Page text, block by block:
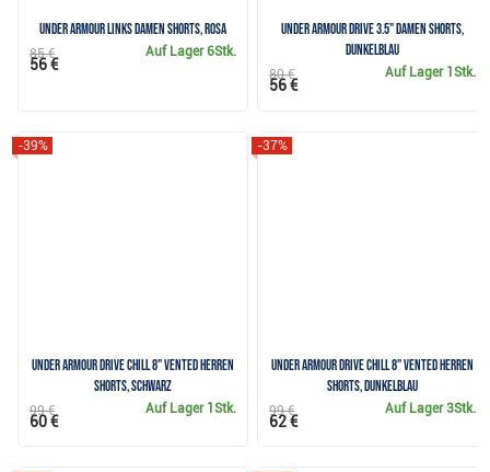
Under Armour Links Damen Shorts, rosa
Auf Lager6Stk.
85 €
56 €
Under Armour Drive 3.5" Damen Shorts,
dunkelblau
Auf Lager 1Stk.
80 €
56 €
Under Armour Drive Chill 8" Vented Herren
Shorts, schwarz
-39%
Auf Lager 1Stk.
99 €
60 €
Under Armour Drive Chill 8" Vented Herren
Shorts, dunkelblau
-37%
Auf Lager3Stk.
99 €
62 €